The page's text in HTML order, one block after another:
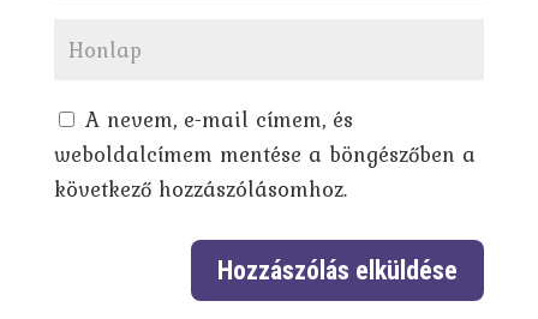
A nevem, e-mail címem, és
weboldalcímem mentése a böngészőben a
következő hozzászólásomhoz.